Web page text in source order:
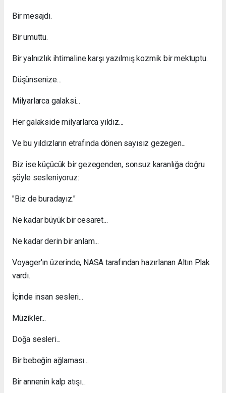
Bir mesajdı.
Bir umuttu.
Bir yalnızlık ihtimaline karşı yazılmış kozmik bir mektuptu.
Düşünsenize...
Milyarlarca galaksi...
Her galakside milyarlarca yıldız...
Ve bu yıldızların etrafında dönen sayısız gezegen...
Biz ise küçücük bir gezegenden, sonsuz karanlığa doğru
şöyle sesleniyoruz:
"Biz de buradayız."
Ne kadar büyük bir cesaret...
Ne kadar derin bir anlam...
Voyager'ın üzerinde, NASA tarafından hazırlanan Altın Plak
vardı.
İçinde insan sesleri...
Müzikler...
Doğa sesleri...
Bir bebeğin ağlaması...
Bir annenin kalp atışı...